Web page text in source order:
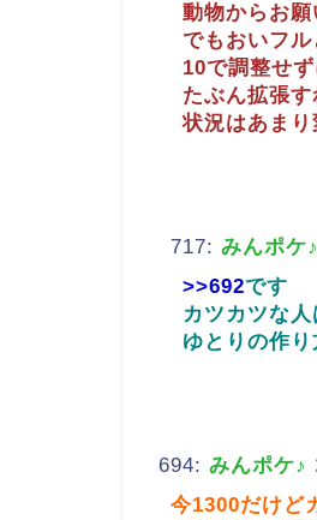
動物からお
でもおいフ
10で調整せ
たぶん拡張
状況はあまり
717: みんポケ♪
>>692です
カツカツな
ゆとりの作
694: みんポケ♪
今1300だけど